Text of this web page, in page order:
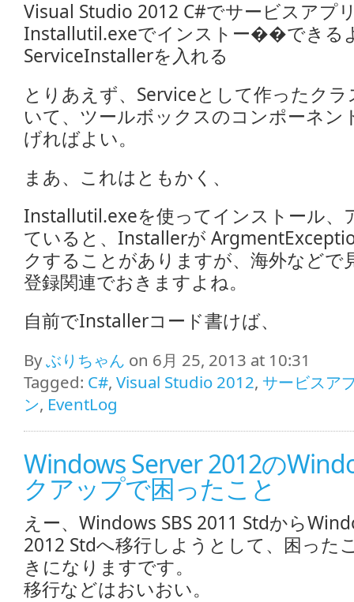
Visual Studio 2012 C#でサービスアプ
Installutil.exeでインストー��できる
ServiceInstallerを入れる
とりあえず、Serviceとして作ったクラ
いて、ツールボックスのコンポーネ
げればよい。
まあ、これはともかく、
Installutil.exeを使ってインストール、
ていると、Installerが
クすることがありますが、海外などで
登録関連でおきますよね。
自前でInstallerコード書けば、
Byぶりちゃん on 6月 25, 2013 at 10:31
Tagged: C#, Visual Studio 2012, サービスア
ン, EventLog
Windows Server 2012の
クアップで困ったこと
えー、Windows SBS 2011 Stdから
2012 Stdへ移行しようとして、困った
きになりますです。
移行などはおいおい。